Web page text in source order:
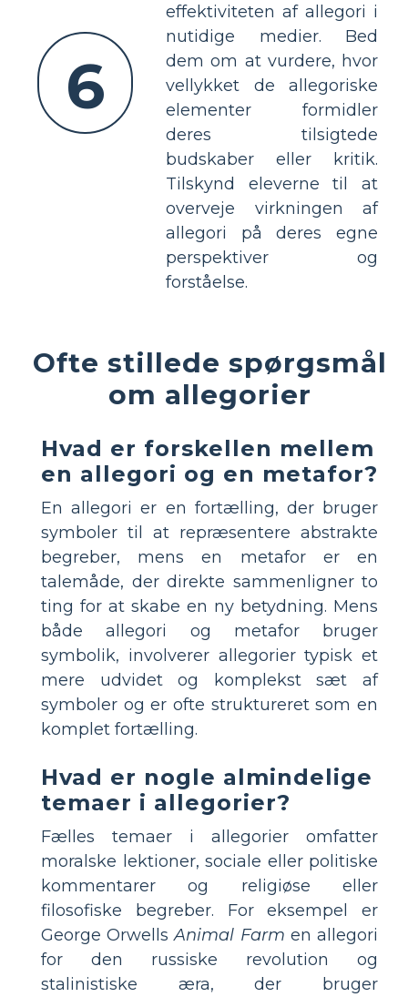
6
effektiviteten af allegori i
nutidige medier. Bed
dem om at vurdere, hvor
vellykket de allegoriske
elementer formidler
deres tilsigtede
budskaber eller kritik.
Tilskynd eleverne til at
overveje virkningen af
allegori på deres egne
perspektiver og
forståelse.
Ofte stillede spørgsmål
om allegorier
Hvad er forskellen mellem
en allegori og en metafor?
En allegori er en fortælling, der bruger
symboler til at repræsentere abstrakte
begreber, mens en metafor er en
talemåde, der direkte sammenligner to
ting for at skabe en ny betydning. Mens
både allegori og metafor bruger
symbolik, involverer allegorier typisk et
mere udvidet og komplekst sæt af
symboler og er ofte struktureret som en
komplet fortælling.
Hvad er nogle almindelige
temaer i allegorier?
Fælles temaer i allegorier omfatter
moralske lektioner, sociale eller politiske
kommentarer og religiøse eller
filosofiske begreber. For eksempel er
George OrwellsAnimal Farm en allegori
for den russiske revolution og
stalinistiske æra, der bruger